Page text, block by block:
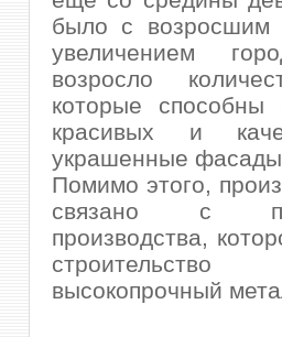
было с возросшим
увеличением
возросло
которые способны
красивых и
украшенные
Помимо этого,
связано с
производства,
строительство
высокопрочный